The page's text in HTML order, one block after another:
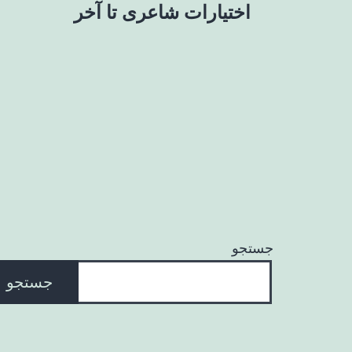
اختیارات شاعری تا آخر
جستجو
جستجو